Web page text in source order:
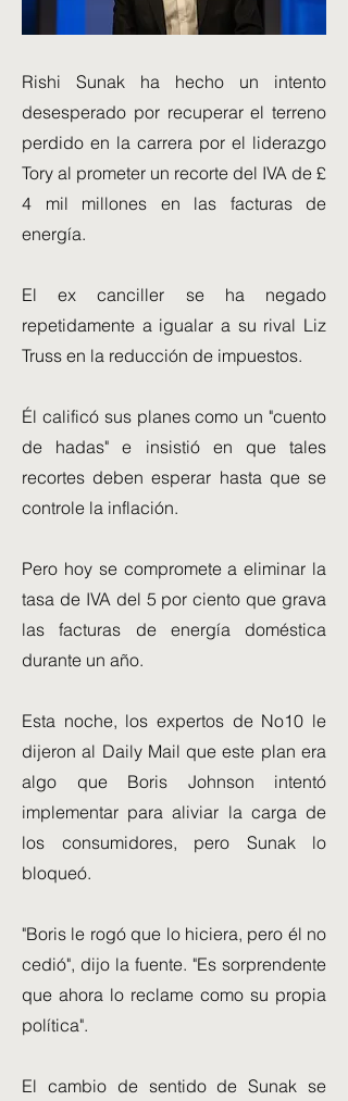
Rishi Sunak ha hecho un intento
desesperado por recuperar el terreno
perdido en la carrera por el liderazgo
Tory al prometer un recorte del IVA de £
4 mil millones en las facturas de
energía.
El ex canciller se ha negado
repetidamente a igualar a su rival Liz
Truss en la reducción de impuestos.
Él calificó sus planes como un "cuento
de hadas" e insistió en que tales
recortes deben esperar hasta que se
controle la inflación.
Pero hoy se compromete a eliminar la
tasa de IVA del 5 por ciento que grava
las facturas de energía doméstica
durante un año.
Esta noche, los expertos de No10 le
dijeron al Daily Mail que este plan era
algo que Boris Johnson intentó
implementar para aliviar la carga de
los consumidores, pero Sunak lo
bloqueó.
"Boris le rogó que lo hiciera, pero él no
cedió", dijo la fuente. "Es sorprendente
que ahora lo reclame como su propia
política".
El cambio de sentido de Sunak se